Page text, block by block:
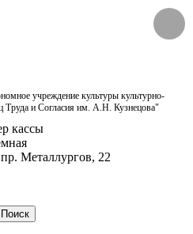
учреждение культуры культурно-
Труда и Согласия им. А.Н. Кузнецова"
кассы
Металлургов, 22
Поиск